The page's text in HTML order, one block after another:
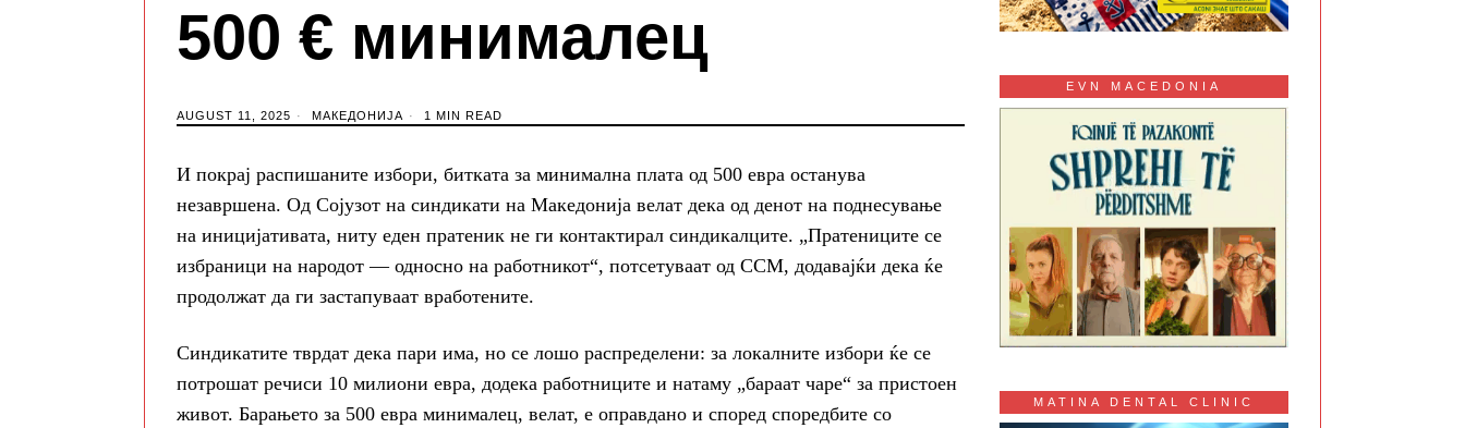
500 € минималец
AUGUST 11, 2025 МАКЕДОНИЈА 1 MIN READ
И покрај распишаните избори, битката за минимална плата од 500 евра останува
незавршена. Од Сојузот на синдикати на Македонија велат дека од денот на поднесување
на иницијативата, ниту еден пратеник не ги контактирал синдикалците. „Пратениците се
избраници на народот — односно на работникот“, потсетуваат од ССМ, додавајќи дека ќе
продолжат да ги застапуваат вработените.
Синдикатите тврдат дека пари има, но се лошо распределени: за локалните избори ќе се
потрошат речиси 10 милиони евра, додека работниците и натаму „бараат чаре“ за пристоен
живот. Барањето за 500 евра минималец, велат, е оправдано и според споредбите со
EVN MACEDONIA
MATINA DENTAL CLINIC